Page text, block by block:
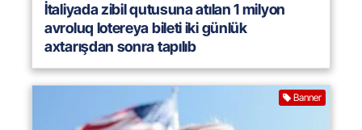
İtaliyada zibil qutusuna atılan 1 milyon
avroluq lotereya bileti iki günlük
axtarışdan sonra tapılıb
Banner